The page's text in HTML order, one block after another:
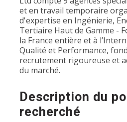
et en travail temporaire
d'expertise en Ingénierie,
Tertiaire Haut de Gamme -
la France entière et à
Qualité et Performance,
recrutement rigoureuse et
du marché.
Description du
recherché